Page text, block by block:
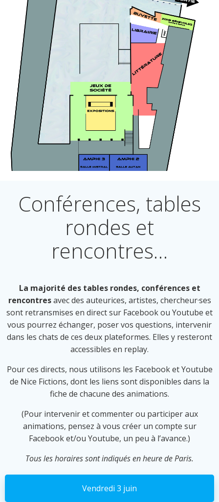
Conférences, tables
rondes et
rencontres…
La majorité des tables rondes, conférences et
rencontresavec des auteurices, artistes, chercheur·ses
sont retransmises en direct sur Facebook ou Youtube et
vous pourrez échanger, poser vos questions, intervenir
dans les chats de ces deux plateformes. Elles y resteront
accessibles en replay.
Pour ces directs, nous utilisons les Facebook et Youtube
de Nice Fictions, dont les liens sont disponibles dans la
fiche de chacune des animations.
(Pour intervenir et commenter ou participer aux
animations, pensez à vous créer un compte sur
Facebook et/ou Youtube, un peu à l’avance.)
Tous les horaires sont indiqués en heure de Paris.
Vendredi 3 juin